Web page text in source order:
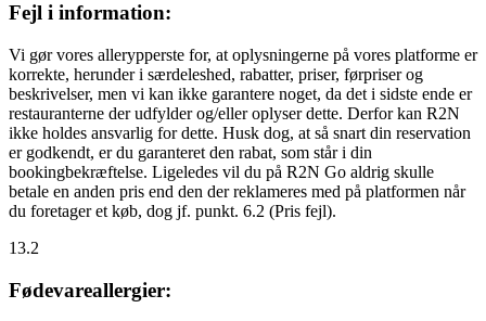
Fejl i information:
Vi gør vores allerypperste for, at oplysningerne på vores platforme er
korrekte, herunder i særdeleshed, rabatter, priser, førpriser og
beskrivelser, men vi kan ikke garantere noget, da det i sidste ende er
restauranterne der udfylder og/eller oplyser dette. Derfor kan R2N
ikke holdes ansvarlig for dette. Husk dog, at så snart din reservation
er godkendt, er du garanteret den rabat, som står i din
bookingbekræftelse. Ligeledes vil du på R2N Go aldrig skulle
betale en anden pris end den der reklameres med på platformen når
du foretager et køb, dog jf. punkt. 6.2 (Pris fejl).
13.2
Fødevareallergier: